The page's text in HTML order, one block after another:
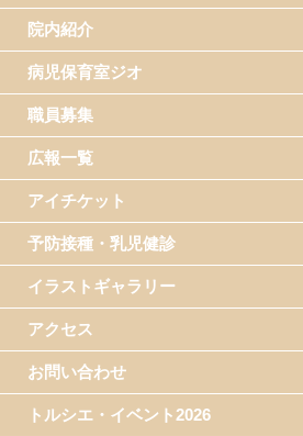
院内紹介
病児保育室ジオ
職員募集
広報一覧
アイチケット
予防接種・乳児健診
イラストギャラリー
アクセス
お問い合わせ
トルシエ・イベント2026